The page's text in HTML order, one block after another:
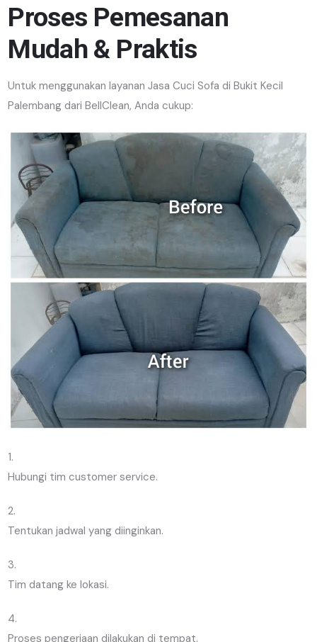
Proses Pemesanan
Mudah & Praktis
Untuk menggunakan layanan Jasa Cuci Sofa di Bukit Kecil
Palembang dari BellClean, Anda cukup:
Hubungi tim customer service.
Tentukan jadwal yang diinginkan.
Tim datang ke lokasi.
Proses pengerjaan dilakukan di tempat.